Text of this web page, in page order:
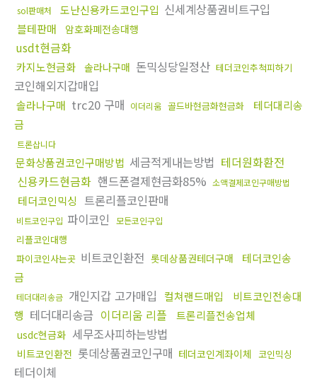
sol판매처 도난신용카드코인구입 신세계상품권비트구입
블테판매 암호화폐전송대행
usdt현금화
카지노현금화 솔라나구매 돈믹싱당일정산 테더코인추척피하기
코인해외지갑매입
솔라나구매 trc20 구매 이더리움 골드바현금화현금화
테더대리송
금
트론삽니다
문화상품권코인구매방법 세금적게내는방법 테더원화환전
신용카드현금화 핸드폰결제현금화85% 소액결제코인구매방법
테더코인믹싱 트론리플코인판매
비트코인구입 파이코인 모든코인구입
리플코인대행
파이코인사는곳 비트코인환전 롯데상품권테더구매
테더코인송
금
테더대리송금 개인지갑 고가매입 컬쳐랜드매입
비트코인전송대
행 테더대리송금 이더리움 리플 트론리플전송업체
usdc현금화 세무조사피하는방법
비트코인환전 롯데상품권코인구매 테더코인계좌이체 코인믹싱
테더이체